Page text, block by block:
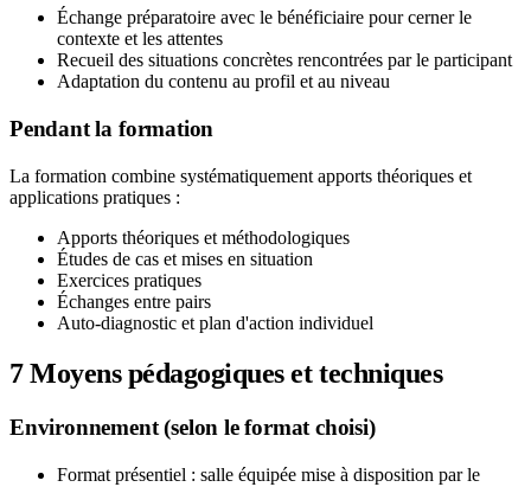
Échange préparatoire avec le bénéficiaire pour cerner le
contexte et les attentes
Recueil des situations concrètes rencontrées par le participant
Adaptation du contenu au profil et au niveau
Pendant la formation
La formation combine systématiquement apports théoriques et
applications pratiques :
Apports théoriques et méthodologiques
Études de cas et mises en situation
Exercices pratiques
Échanges entre pairs
Auto-diagnostic et plan d'action individuel
7Moyens pédagogiques et techniques
Environnement (selon le format choisi)
Format présentiel : salle équipée mise à disposition par le